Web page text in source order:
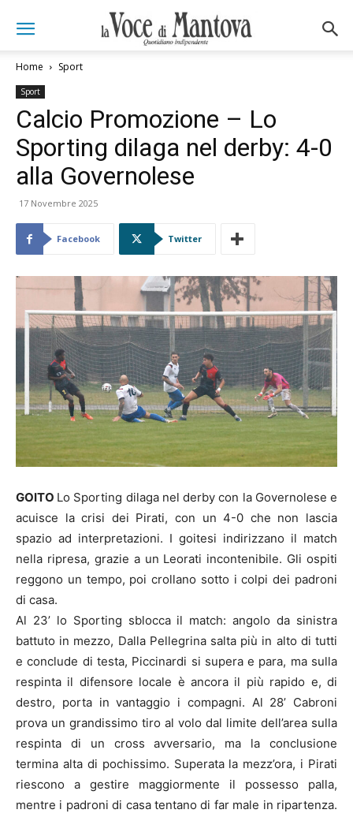
Home Sport
Sport
Calcio Promozione – Lo
Sporting dilaga nel derby: 4-0
alla Governolese
17 Novembre 2025
Facebook Twitter
GOITO Lo Sporting dilaga nel derby con la Governolese e
acuisce la crisi dei Pirati, con un 4-0 che non lascia
spazio ad interpretazioni. I goitesi indirizzano il match
nella ripresa, grazie a un Leorati incontenibile. Gli ospiti
reggono un tempo, poi crollano sotto i colpi dei padroni
di casa.
Al 23’ lo Sporting sblocca il match: angolo da sinistra
battuto in mezzo, Dalla Pellegrina salta più in alto di tutti
e conclude di testa, Piccinardi si supera e para, ma sulla
respinta il difensore locale è ancora il più rapido e, di
destro, porta in vantaggio i compagni. Al 28’ Cabroni
prova un grandissimo tiro al volo dal limite dell’area sulla
respinta di un cross avversario, ma la conclusione
termina alta di pochissimo. Superata la mezz’ora, i Pirati
riescono a gestire maggiormente il possesso palla,
mentre i padroni di casa tentano di far male in ripartenza.